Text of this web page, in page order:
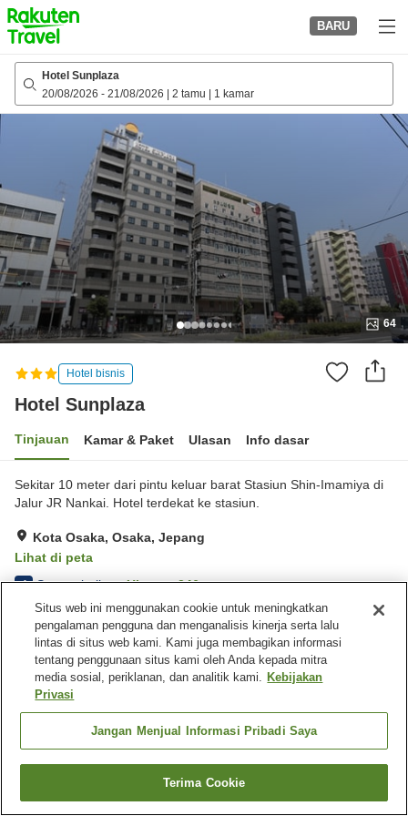
to
top
page
BARU
Hotel Sunplaza
20/08/2026 - 21/08/2026 2 tamu 1 kamar
64
Hotel bisnis
Hotel Sunplaza
Tinjauan Kamar & Paket Ulasan Info dasar
Sekitar 10 meter dari pintu keluar barat Stasiun Shin-Imamiya di
Jalur JR Nankai. Hotel terdekat ke stasiun.
Kota Osaka, Osaka, Jepang
Lihat di peta
4 Sangat baik Ulasan:246
Fasilitas properti
Mesin penjual otomatis
Laundry berbayar
Pemandian besar
Jepang Osaka Kota Osaka Hotel Sunplaza
Cari kamar
Situs web ini menggunakan cookie untuk meningkatkan
pengalaman pengguna dan menganalisis kinerja serta lalu
lintas di situs web kami. Kami juga membagikan informasi
tentang penggunaan situs kami oleh Anda kepada mitra
media sosial, periklanan, dan analitik kami. Kebijakan
Privasi
Jangan Menjual Informasi Pribadi Saya
Terima Cookie